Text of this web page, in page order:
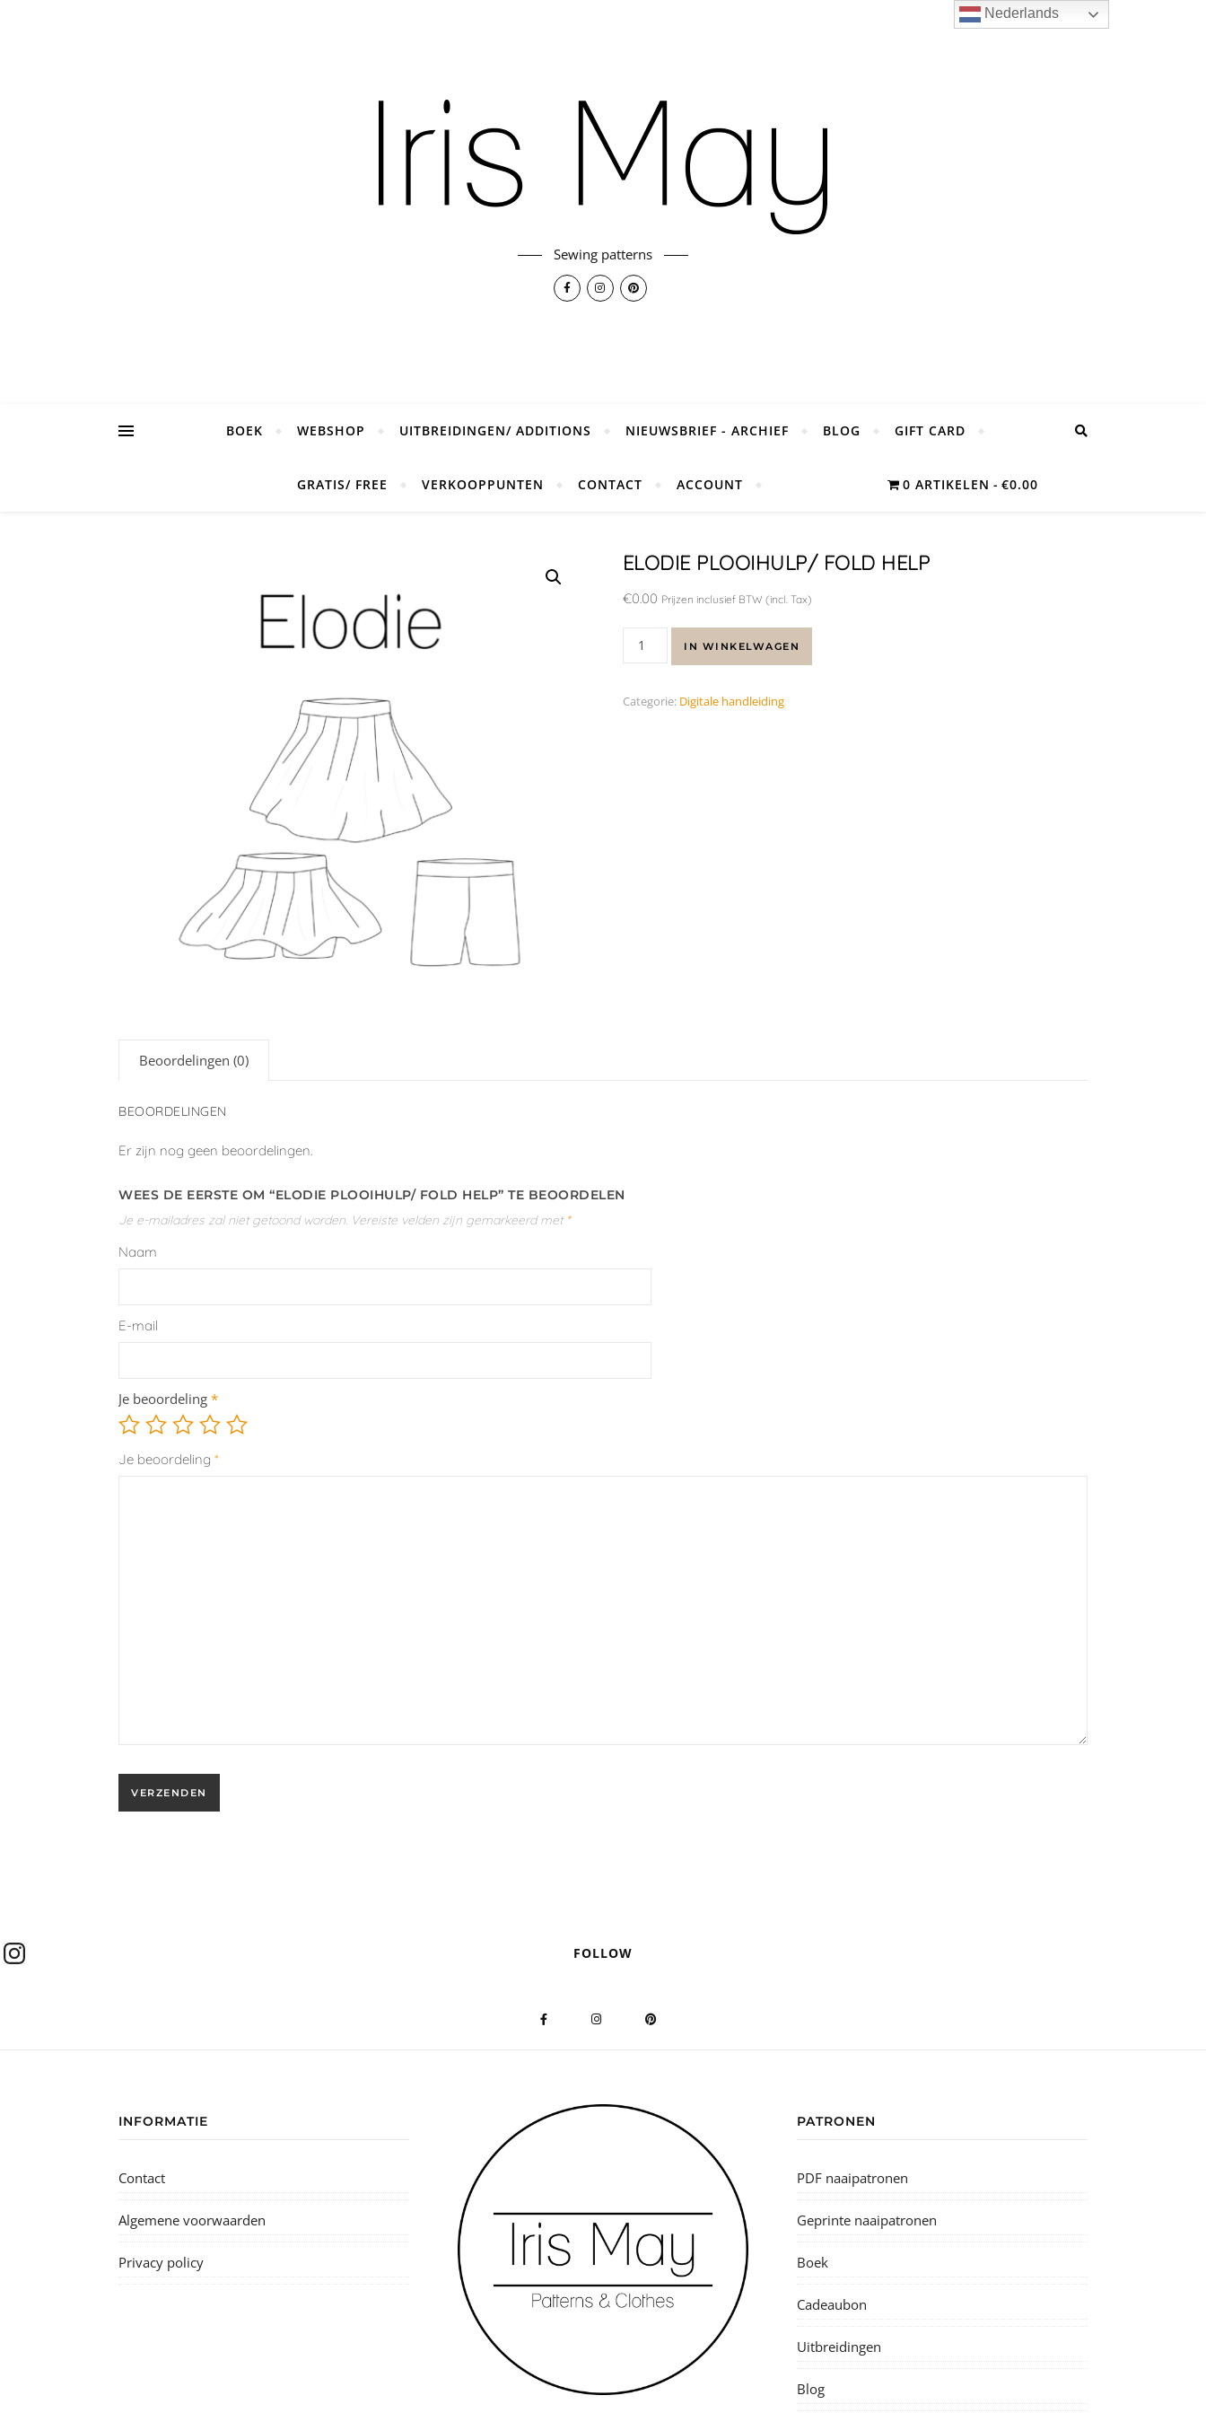
Sewing patterns
BOEK WEBSHOP UITBREIDINGEN/ ADDITIONS NIEUWSBRIEF - ARCHIEF BLOG GIFT CARD
GRATIS/ FREE VERKOOPPUNTEN CONTACT ACCOUNT 0 ARTIKELEN €0.00
ELODIE PLOOIHULP/ FOLD HELP
€0.00 Prijzen inclusief BTW (incl. Tax)
IN WINKELWAGEN
Categorie: Digitale handleiding
Beoordelingen (0)
BEOORDELINGEN
Er zijn nog geen beoordelingen.
WEES DE EERSTE OM “ELODIE PLOOIHULP/ FOLD HELP” TE BEOORDELEN
Je e-mailadres zal niet getoond worden. Vereiste velden zijn gemarkeerd met *
Naam
E-mail
Je beoordeling *
Je beoordeling *
FOLLOW
INFORMATIE
Contact
Algemene voorwaarden
Privacy policy
PATRONEN
PDF naaipatronen
Geprinte naaipatronen
Boek
Cadeaubon
Uitbreidingen
Blog
Nederlands